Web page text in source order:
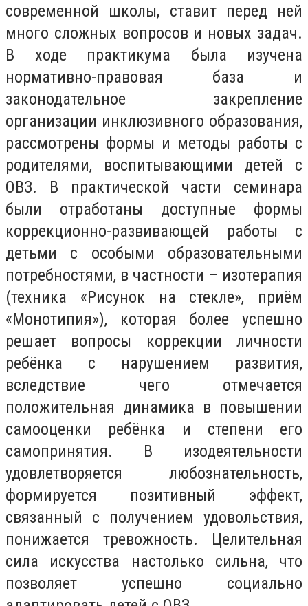
современной школы, ставит перед ней
много сложных вопросов и новых задач.
В ходе практикума была изучена
нормативно-правовая база и
законодательное закрепление
организации инклюзивного образования,
рассмотрены формы и методы работы с
родителями, воспитывающими детей с
ОВЗ. В практической части семинара
были отработаны доступные формы
коррекционно-развивающей работы с
детьми с особыми образовательными
потребностями, в частности – изотерапия
(техника «Рисунок на стекле», приём
«Монотипия»), которая более успешно
решает вопросы коррекции личности
ребёнка с нарушением развития,
вследствие чего отмечается
положительная динамика в повышении
самооценки ребёнка и степени его
самопринятия. В изодеятельности
удовлетворяется любознательность,
формируется позитивный эффект,
связанный с получением удовольствия,
понижается тревожность. Целительная
сила искусства настолько сильна, что
позволяет успешно социально